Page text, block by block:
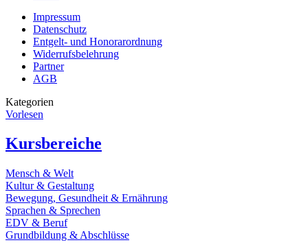
Impressum
Datenschutz
Entgelt- und Honorarordnung
Widerrufsbelehrung
Partner
AGB
Kategorien
Vorlesen
Kursbereiche
Mensch & Welt
Kultur & Gestaltung
Bewegung, Gesundheit & Ernährung
Sprachen & Sprechen
EDV & Beruf
Grundbildung & Abschlüsse